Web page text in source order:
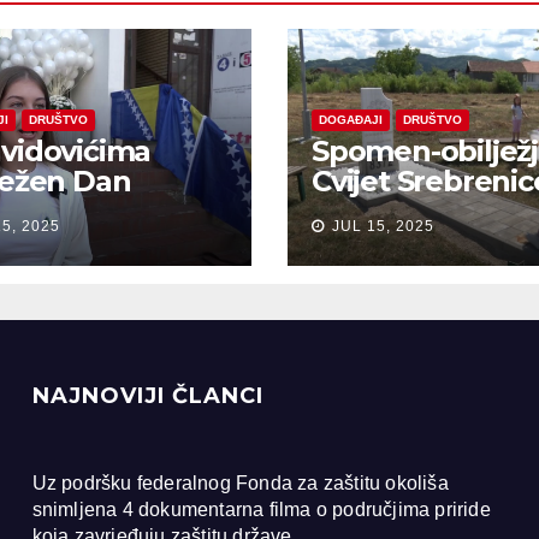
DRUŠTVO
Dan
na žrtve
u
2025
DOGAĐAJI DRUŠTVO
Spomen-
Cvijet
Bobarama
JUL 15, 2025
NAJNOVIJI ČLANCI
Uz podršku federalnog Fonda za zaštitu okoliša
snimljena 4 dokumentarna filma o područjima priride